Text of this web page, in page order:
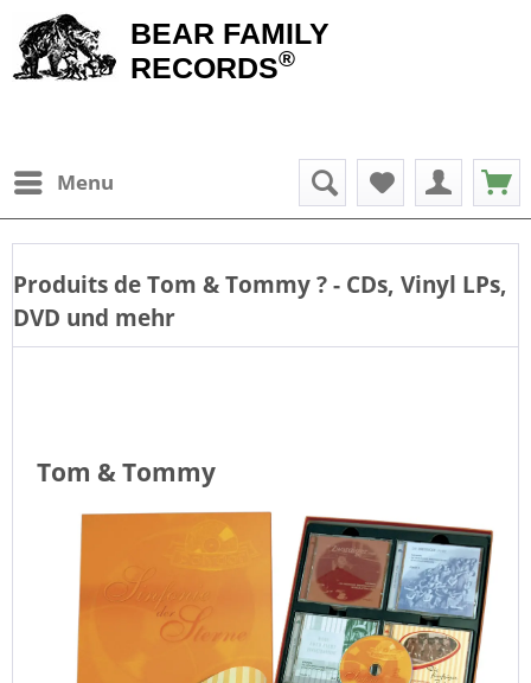
BEAR FAMILY
RECORDS®
Menu
Produits deTom & Tommy? - CDs, Vinyl LPs,
DVD und mehr
Tom & Tommy